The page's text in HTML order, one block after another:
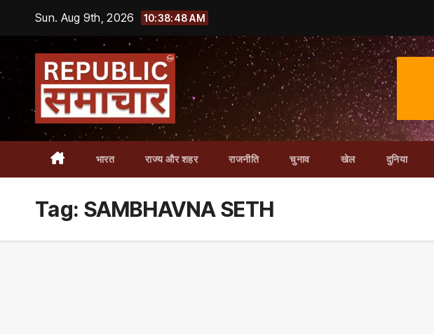
content
Sun. Aug 9th, 2026 10:38:49 AM
भारत राज्य और शहर राजनीति चुनाव खेल दुनिया
Tag: SAMBHAVNA SETH